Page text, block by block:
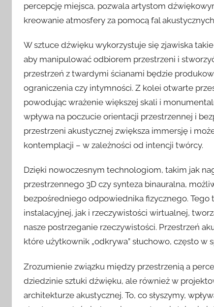
percepcję miejsca, pozwala artystom
kreowanie atmosfery za pomocą fal
W sztuce dźwięku wykorzystuje się zjawiska
aby manipulować odbiorem przestrzeni i
przestrzeń z twardymi ścianami będzie
ograniczenia czy intymności. Z kolei otwarte
powodując wrażenie większej skali i
wpływa na poczucie orientacji przestrzennej i
przestrzeni akustycznej zwiększa immersję i
kontemplacji – w zależności od intencji twórcy.
Dzięki nowoczesnym technologiom, takim jak
przestrzennego 3D czy synteza binauralna,
bezpośredniego odpowiednika fizycznego.
instalacyjnej, jak i rzeczywistości wirtualnej,
nasze postrzeganie rzeczywistości. Przestrzeń
które użytkownik „odkrywa” słuchowo, często w
Zrozumienie związku między przestrzenią a
dziedzinie sztuki dźwięku, ale również w
architekturze akustycznej. To, co słyszymy,